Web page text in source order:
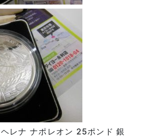
レナ ナポレオン 25ポンド 銀